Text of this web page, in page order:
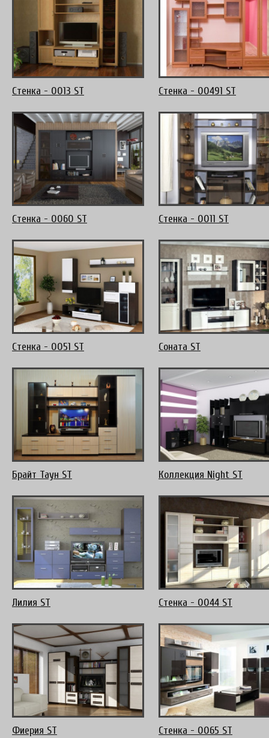
Стенка - 0013 ST Стенка - 00491 ST
Стенка - 0060 ST Стенка - 0011 ST
Стенка - 0051 ST Соната ST
Брайт Таун ST Коллекция Night ST
Лилия ST Стенка - 0044 ST
Фиерия ST Стенка - 0065 ST